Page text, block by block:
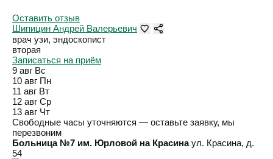
Оставить отзыв
Шипицин Андрей Валерьевич
врач узи, эндоскопист
вторая
Записаться на приём
9 авг Вс
10 авг Пн
11 авг Вт
12 авг Ср
13 авг Чт
Свободные часы уточняются — оставьте заявку, мы
перезвоним
Больница №7 им. Юрловой на Красина ул. Красина, д.
54